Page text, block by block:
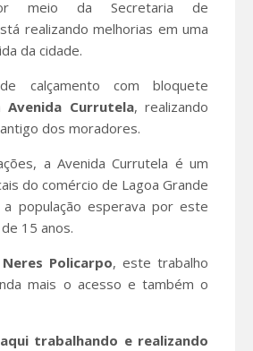
meio da Secretaria de
realizando melhorias em uma
da cidade.
calçamento com bloquete
Avenida Currutela, realizando
dos moradores.
a Avenida Currutela é um
do comércio de Lagoa Grande
população esperava por este
15 anos.
Neres Policarpo, este trabalho
mais o acesso e também o
trabalhando e realizando